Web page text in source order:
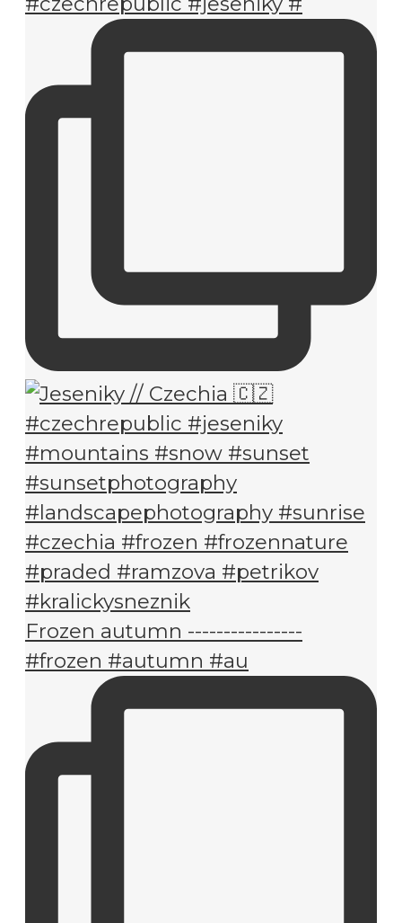
Frozen autumn ----------------
#frozen #autumn #au